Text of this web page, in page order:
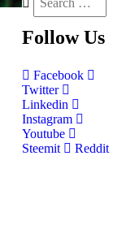
Follow Us
Facebook
Twitter
Linkedin
Instagram
Youtube
Steemit
Reddit